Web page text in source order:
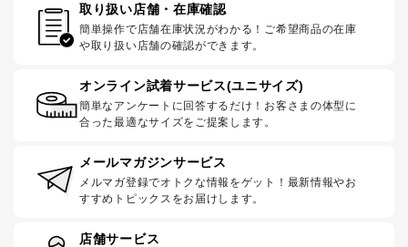
取り扱い店舗・在庫確認
簡単操作で店舗在庫状況がわかる！ご希望商品の在庫
や取り扱い店舗の確認ができます。
オンライン試着サービス(ユニサイズ)
簡単なアンケートに回答するだけ！お客さまの体型に
合った最適なサイズをご提案します。
メールマガジンサービス
メルマガ登録でオトクな情報をゲット！最新情報やお
すすめトピックスをお届けします。
店舗サービス